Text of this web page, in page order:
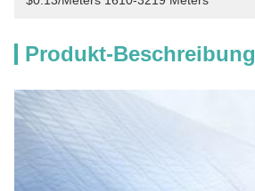
Produkt-Beschreibung